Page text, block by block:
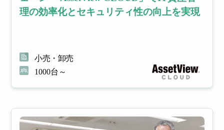
理の効率化とセキュリティ性の向上を実現
小売・卸売
1000台～